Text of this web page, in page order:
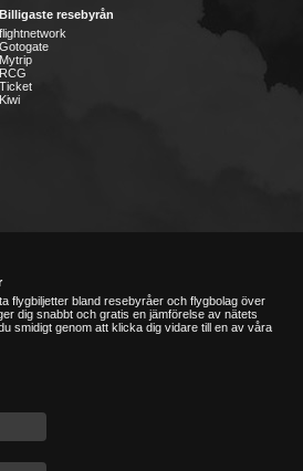
Billigaste resebyrån
flightnetwork
Gotogate
Mytrip
RCG
Ticket
Kiwi
flygbiljetter bland resebyråer och flygbolag över
dig snabbt och gratis en jämförelse av nätets
smidigt genom att klicka dig vidare till en av våra